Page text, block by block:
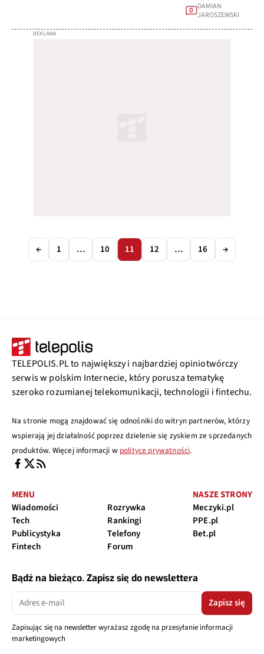
0 DAMIAN
JAROSZEWSKI
← 1 … 10 11 12 … 16 →
TELEPOLIS.PL to największy i najbardziej opiniotwórczy
serwis w polskim Internecie, który porusza tematykę
szeroko rozumianej telekomunikacji, technologii i fintechu.
Na stronie mogą znajdować się odnośniki do witryn partnerów, którzy
wspierają jej działalność poprzez dzielenie się zyskiem ze sprzedanych
produktów. Więcej informacji w polityce prywatności.
MENU
Wiadomości
Tech
Publicystyka
Fintech
Rozrywka
Rankingi
Telefony
Forum
NASZE STRONY
Meczyki.pl
PPE.pl
Bet.pl
Bądź na bieżąco. Zapisz się do newslettera
Zapisz się
Zapisując się na newsletter wyrażasz zgodę na przesyłanie informacji
marketingowych